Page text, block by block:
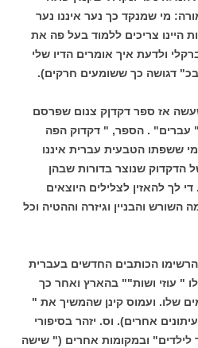
מי שמנקד כך נער איננו נער
היינו צריכים ללמוד בעל פה את
ולדעת איך אומרים הדיו שלי
דגושה כך ששומעים חרקים).
אז ספר דקדןק צנום שפרסם
ה" עברים" . הספר, " דקדוק הפה
ששפתו הטבעית עברית איננו
הדקדוק שנוצר בדורות שבהן
להאזין לצלילים היוצאים
השורש והבניין וגיזרה וההטיה וכל
הכותבים החדשים בעברית
" עוזי ושות"" בהארץ ואחר כך
שלו. ועמוס קינן שהמשיך את "
אחרים). וס. יזהר בסיפורי
לילדים" ובמקומות אחרים (" שישה